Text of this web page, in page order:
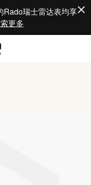
Rado瑞士雷达表均享
更多